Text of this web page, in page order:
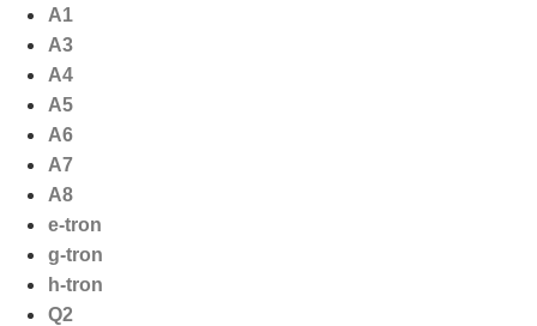
naar
inhoud
A1
A3
A4
A5
A6
A7
A8
e-tron
g-tron
h-tron
Q2